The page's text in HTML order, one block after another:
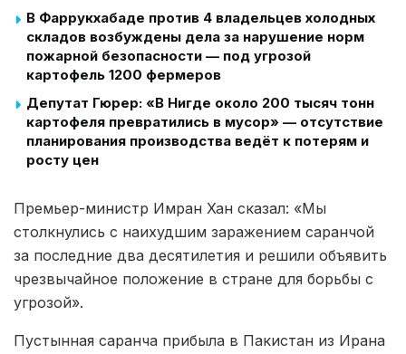
В Фаррукхабаде против 4 владельцев холодных
складов возбуждены дела за нарушение норм
пожарной безопасности — под угрозой
картофель 1200 фермеров
Депутат Гюрер: «В Нигде около 200 тысяч тонн
картофеля превратились в мусор» — отсутствие
планирования производства ведёт к потерям и
росту цен
Премьер-министр Имран Хан сказал: «Мы
столкнулись с наихудшим заражением саранчой
за последние два десятилетия и решили объявить
чрезвычайное положение в стране для борьбы с
угрозой».
Пустынная саранча прибыла в Пакистан из Ирана